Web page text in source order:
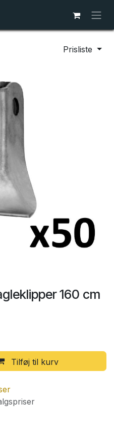
Prisliste
160 cm
Tilføj til kurv